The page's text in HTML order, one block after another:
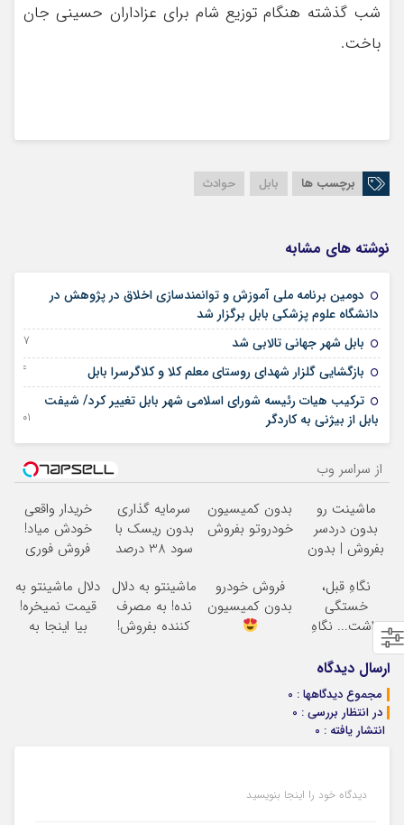
شب گذشته هنگام توزیع شام برای عزاداران حسینی جان
باخت.
برچسب ها بابل حوادث
نوشته های مشابه
دومین برنامه ملی آموزش و توانمندسازی اخلاق در پژوهش در
دانشگاه علوم پزشکی بابل برگزار شد
بابل شهر جهانی تالابی شد 27 جولای 2025
بازگشایی گلزار شهدای روستای معلم کلا و کلاگرسرا بابل 24 نوامبر 2024
ترکیب هیات رئیسه شورای اسلامی شهر بابل تغییر کرد/ شیفت
بابل از بیژنی به کاردگر
01 آگوست 2024
از سراسر وب
ماشینت رو
بدون دردسر
بفروش | بدون
بدون کمیسیون
خودروتو بفروش
سرمایه گذاری
بدون ریسک با
سود 38 درصد
خریدار واقعی
خودش میاد!
فروش فوری
مکانیک
نگاهِ قبل،
خستگی
داشت... نگاهِ
بعد، انرژی داره
تخفیف
فروش خودرو
بدون کمیسیون
ماشینتو به دلال
نده! به مصرف
کننده بفروش!
دلال ماشینتو به
قیمت نمیخره!
بیا اینجا به
ارسال دیدگاه
مجموع دیدگاهها : 0
در انتظار بررسی : 0
انتشار یافته : 0
دیدگاه خود را اینجا بنویسید